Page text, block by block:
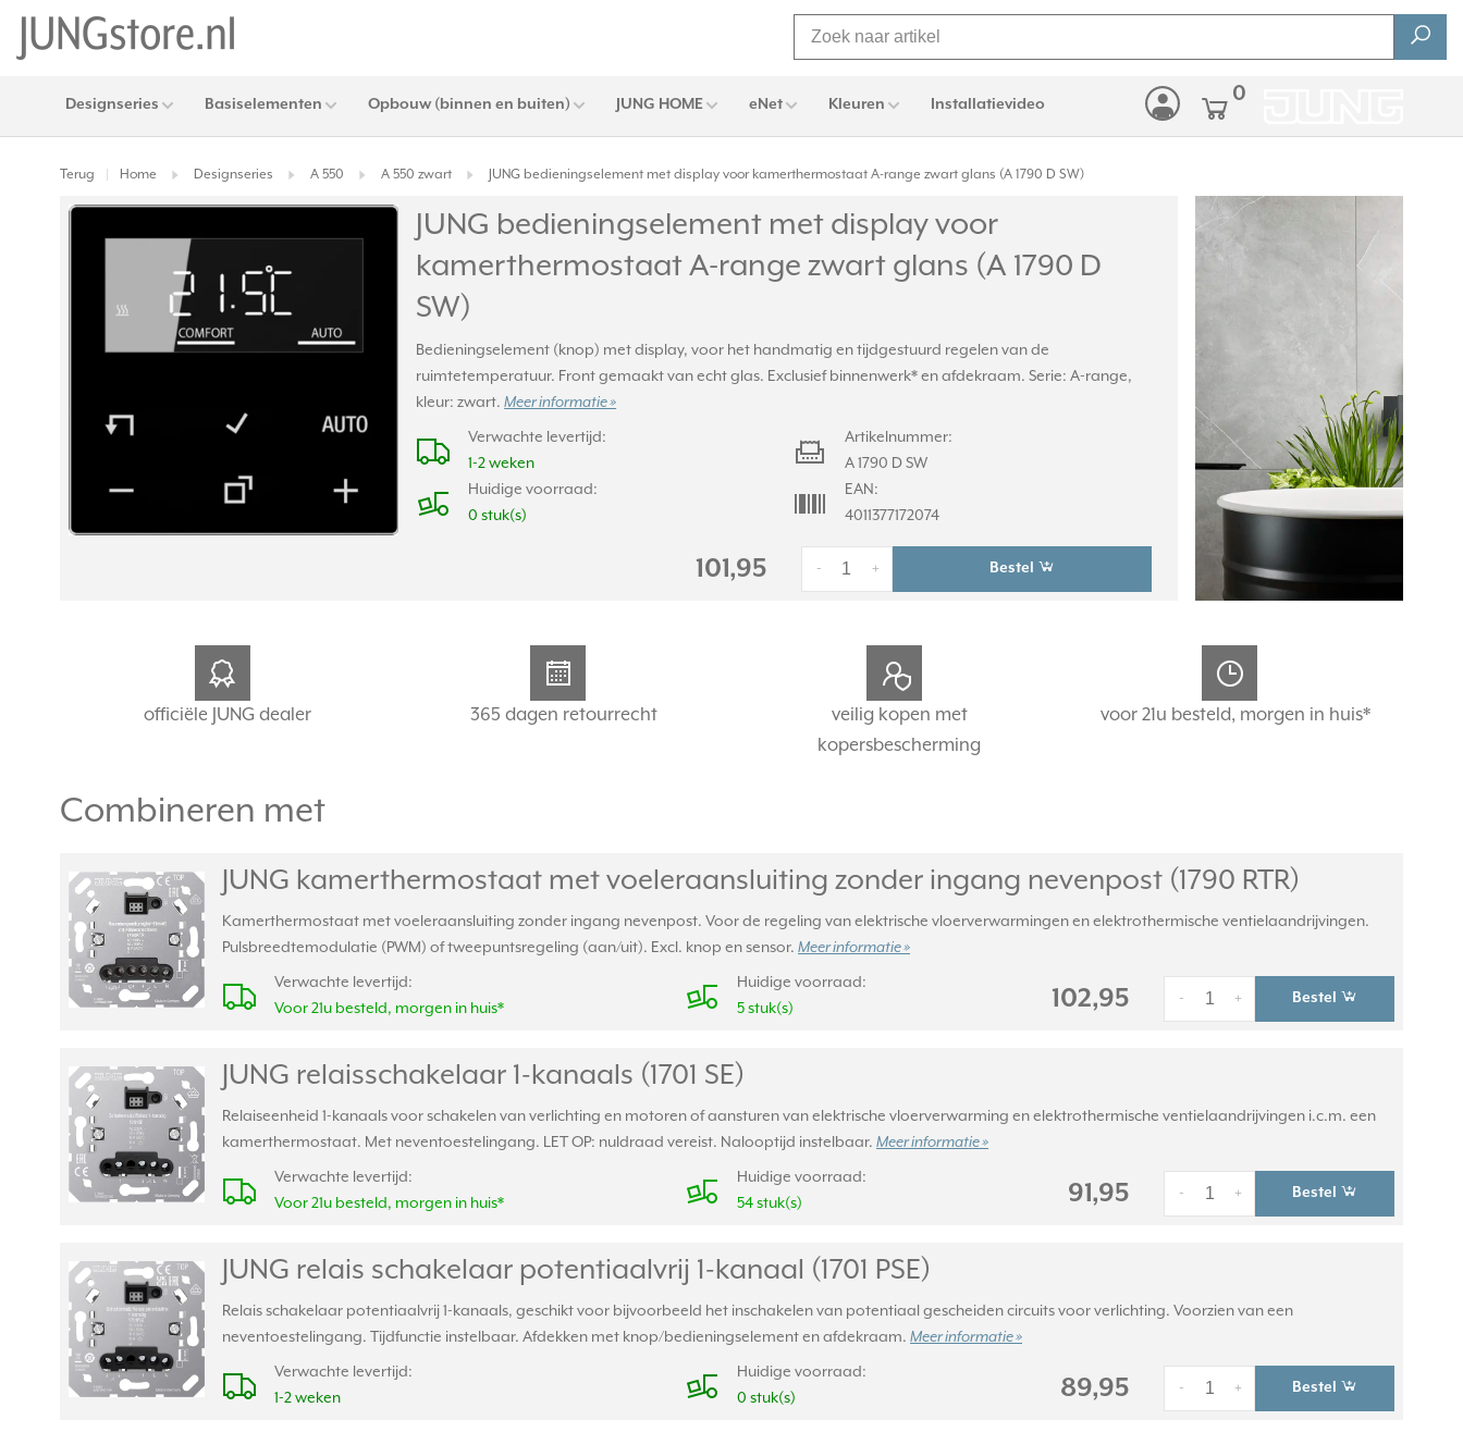
Designseries Basiselementen Opbouw (binnen en buiten) JUNG HOME eNet Kleuren Installatievideo 0
Terug Home Designseries A 550 A 550 zwart JUNG bedieningselement met display voor kamerthermostaat A-range zwart glans (A 1790 D SW)
JUNG bedieningselement met display voor
kamerthermostaat A-range zwart glans (A 1790 D
SW)
Bedieningselement (knop) met display, voor het handmatig en tijdgestuurd regelen van de
ruimtetemperatuur. Front gemaakt van echt glas. Exclusief binnenwerk* en afdekraam. Serie: A-range,
kleur: zwart.Meer informatie »
Verwachte levertijd:
1-2 weken
Huidige voorraad:
0 stuk(s)
Artikelnummer:
A 1790 D SW
EAN:
4011377172074
101,95 +
- Bestel
officiële JUNG dealer 365 dagen retourrecht
veilig kopen met
kopersbescherming
voor 21u besteld, morgen in huis*
Combineren met
JUNG kamerthermostaat met voeleraansluiting zonder ingang nevenpost (1790 RTR)
Kamerthermostaat met voeleraansluiting zonder ingang nevenpost. Voor de regeling van elektrische vloerverwarmingen en elektrothermische ventielaandrijvingen.
Pulsbreedtemodulatie (PWM) of tweepuntsregeling (aan/uit). Excl. knop en sensor. Meer informatie »
Verwachte levertijd:
Voor 21u besteld, morgen in huis*
Huidige voorraad:
5 stuk(s)
102,95 +
- Bestel
JUNG relaisschakelaar 1-kanaals (1701 SE)
Relaiseenheid 1-kanaals voor schakelen van verlichting en motoren of aansturen van elektrische vloerverwarming en elektrothermische ventielaandrijvingen i.c.m. een
kamerthermostaat. Met neventoestelingang. LET OP: nuldraad vereist. Nalooptijd instelbaar. Meer informatie »
Verwachte levertijd:
Voor 21u besteld, morgen in huis*
Huidige voorraad:
54 stuk(s)
91,95 +
- Bestel
JUNG relais schakelaar potentiaalvrij 1-kanaal (1701 PSE)
Relais schakelaar potentiaalvrij 1-kanaals, geschikt voor bijvoorbeeld het inschakelen van potentiaal gescheiden circuits voor verlichting. Voorzien van een
neventoestelingang. Tijdfunctie instelbaar. Afdekken met knop/bedieningselement en afdekraam. Meer informatie »
Verwachte levertijd:
1-2 weken
Huidige voorraad:
0 stuk(s)
89,95 +
- Bestel